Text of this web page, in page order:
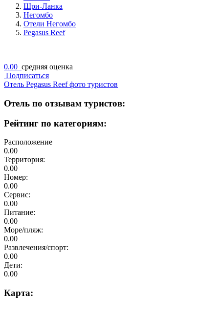
Шри-Ланка
Негомбо
Отели Негомбо
Pegasus Reef
0.00 средняя оценка
Подписаться
Отель Pegasus Reef фото туристов
Отель по отзывам туристов:
Рейтинг по категориям:
Расположение
0.00
Территория:
0.00
Номер:
0.00
Сервис:
0.00
Питание:
0.00
Море/пляж:
0.00
Развлечения/спорт:
0.00
Дети:
0.00
Карта: